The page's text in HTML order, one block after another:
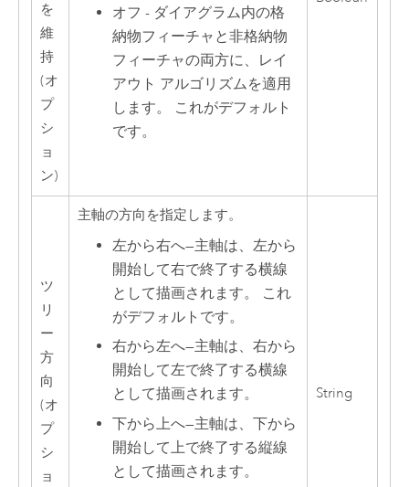
を
維
持
(オ
プ
シ
ョ
ン)
オフ - ダイアグラム内の格
納物フィーチャと非格納物
フィーチャの両方に、レイ
アウト アルゴリズムを適用
します。 これがデフォルト
です。
ツ
リ
ー
方
向
(オ
プ
シ
ョ
主軸の方向を指定します。
左から右へ—主軸は、左から
開始して右で終了する横線
として描画されます。 これ
がデフォルトです。
右から左へ—主軸は、右から
開始して左で終了する横線
として描画されます。
下から上へ—主軸は、下から
開始して上で終了する縦線
として描画されます。
String